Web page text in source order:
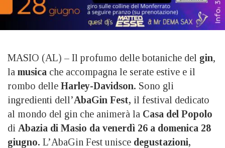
MASIO (AL) – Il profumo delle botaniche del gin,
la musica che accompagna le serate estive e il
rombo delle Harley-Davidson. Sono gli
ingredienti dell’AbaGin Fest, il festival dedicato
al mondo del gin che animerà la Casa del Popolo
di Abazia di Masio da venerdì 26 a domenica 28
giugno. L’AbaGin Fest unisce degustazioni,